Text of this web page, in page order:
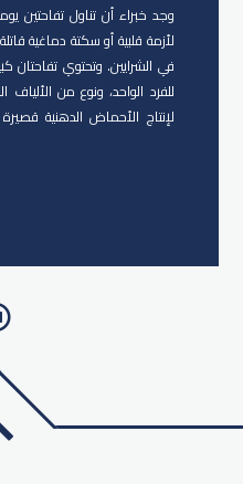
وجد خبراء أن تناول تفاحتين
لأزمة قلبية أو سكتة دماغية
في الشرايين. وتحتوي تفاحتان
للفرد الواحد، ونوع من
لإنتاج الأحماض الدهنية